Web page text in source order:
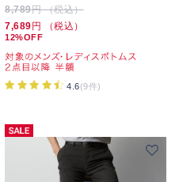
8,789円 （税込）
7,689円 （税込）
12%OFF
4.6(9件)